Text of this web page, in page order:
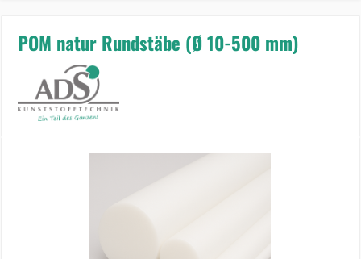
POM natur Rundstäbe (Ø 10-500 mm)